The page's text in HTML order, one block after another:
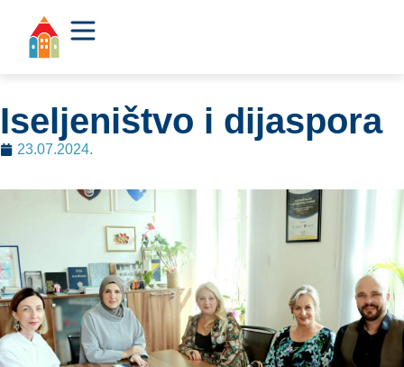
Iseljeništvo i dijaspora
23.07.2024.